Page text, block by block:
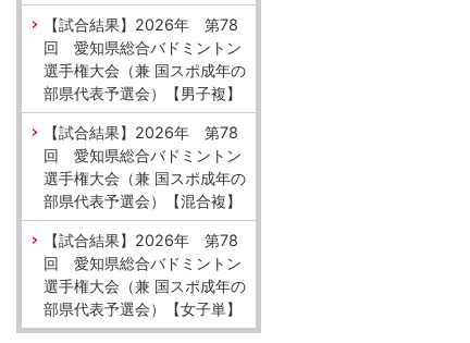
【試合結果】2026年 第78
回 愛知県総合バドミントン
選手権大会（兼 国スポ成年の
部県代表予選会）【男子複】
【試合結果】2026年 第78
回 愛知県総合バドミントン
選手権大会（兼 国スポ成年の
部県代表予選会）【混合複】
【試合結果】2026年 第78
回 愛知県総合バドミントン
選手権大会（兼 国スポ成年の
部県代表予選会）【女子単】